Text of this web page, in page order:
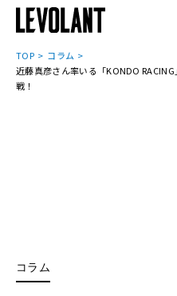
TOP
コラム
近藤真彦さん率いる「KONDO
戦！
コラム